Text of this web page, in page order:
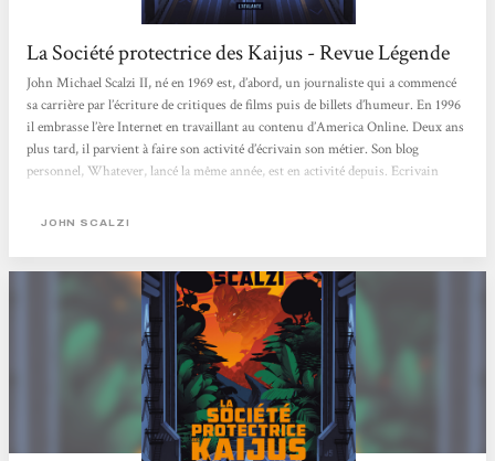
La Société protectrice des Kaijus - Revue Légende
John Michael Scalzi II, né en 1969 est, d’abord, un journaliste qui a commencé
sa carrière par l’écriture de critiques de films puis de billets d’humeur. En 1996
il embrasse l’ère Internet en travaillant au contenu d’America Online. Deux ans
plus tard, il parvient à faire son activité d’écrivain son métier. Son blog
personnel, Whatever, lancé la même année, est en activité depuis. Ecrivain
dans tous les domaines, de la critique de films à la rédaction...
JOHN SCALZI